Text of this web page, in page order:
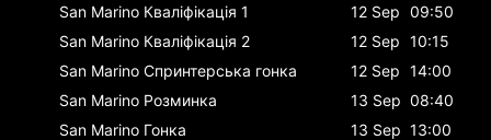
San Marino Кваліфікація 1 12 Sep 09:50
San Marino Кваліфікація 2 12 Sep 10:15
San Marino Спринтерська гонка 12 Sep 14:00
San Marino Розминка 13 Sep 08:40
San Marino Гонка 13 Sep 13:00